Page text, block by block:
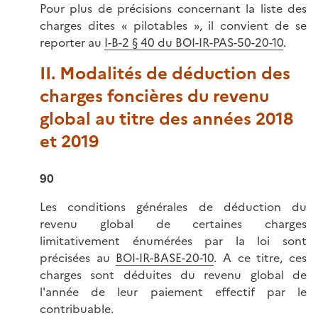
Pour plus de précisions concernant la liste des
charges dites « pilotables », il convient de se
reporter au I-B-2 § 40 du BOI-IR-PAS-50-20-10.
II. Modalités de déduction des
charges foncières du revenu
global au titre des années 2018
et 2019
90
Les conditions générales de déduction du
revenu global de certaines charges
limitativement énumérées par la loi sont
précisées au BOI-IR-BASE-20-10. A ce titre, ces
charges sont déduites du revenu global de
l'année de leur paiement effectif par le
contribuable.